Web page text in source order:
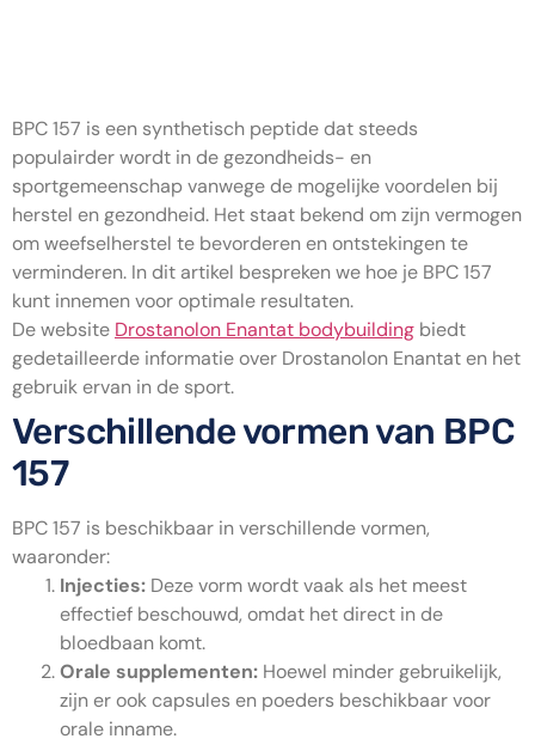
BPC 157 is een synthetisch peptide dat steeds
populairder wordt in de gezondheids- en
sportgemeenschap vanwege de mogelijke voordelen bij
herstel en gezondheid. Het staat bekend om zijn vermogen
om weefselherstel te bevorderen en ontstekingen te
verminderen. In dit artikel bespreken we hoe je BPC 157
kunt innemen voor optimale resultaten.
De website Drostanolon Enantat bodybuilding biedt
gedetailleerde informatie over Drostanolon Enantat en het
gebruik ervan in de sport.
Verschillende vormen van BPC
157
BPC 157 is beschikbaar in verschillende vormen,
waaronder:
Injecties: Deze vorm wordt vaak als het meest
effectief beschouwd, omdat het direct in de
bloedbaan komt.
Orale supplementen: Hoewel minder gebruikelijk,
zijn er ook capsules en poeders beschikbaar voor
orale inname.